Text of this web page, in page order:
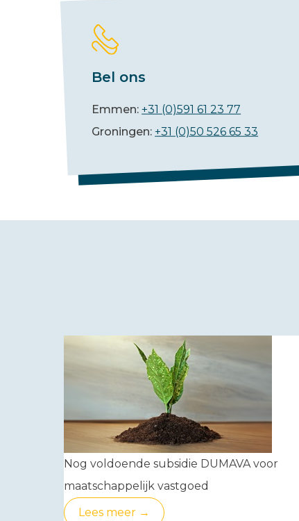
Bel ons
Emmen:+31 (0)591 61 23 77
Groningen:+31 (0)50 526 65 33
Nog voldoende subsidie DUMAVA voor
maatschappelijk vastgoed
Lees meer →